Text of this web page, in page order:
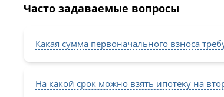
Часто задаваемые вопросы
Какая сумма первоначального взноса
На какой срок можно взять ипотеку на